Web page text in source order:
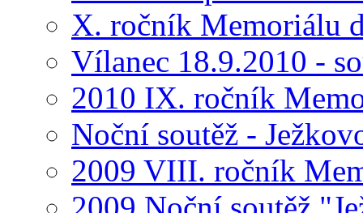
X. ročník Memoriálu
Vílanec 18.9.2010 -
2010 IX. ročník
Noční soutěž -
2009 VIII. ročník